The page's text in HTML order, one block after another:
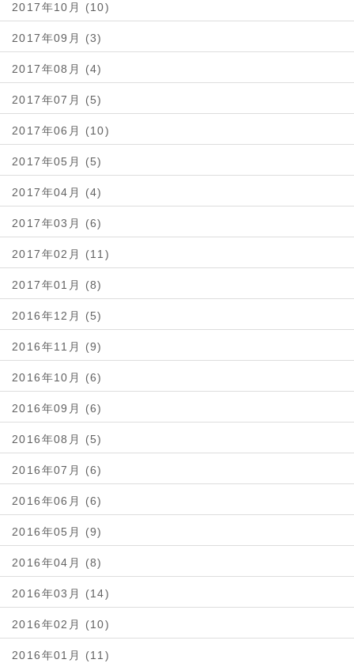
2017年10月 (10)
2017年09月 (3)
2017年08月 (4)
2017年07月 (5)
2017年06月 (10)
2017年05月 (5)
2017年04月 (4)
2017年03月 (6)
2017年02月 (11)
2017年01月 (8)
2016年12月 (5)
2016年11月 (9)
2016年10月 (6)
2016年09月 (6)
2016年08月 (5)
2016年07月 (6)
2016年06月 (6)
2016年05月 (9)
2016年04月 (8)
2016年03月 (14)
2016年02月 (10)
2016年01月 (11)